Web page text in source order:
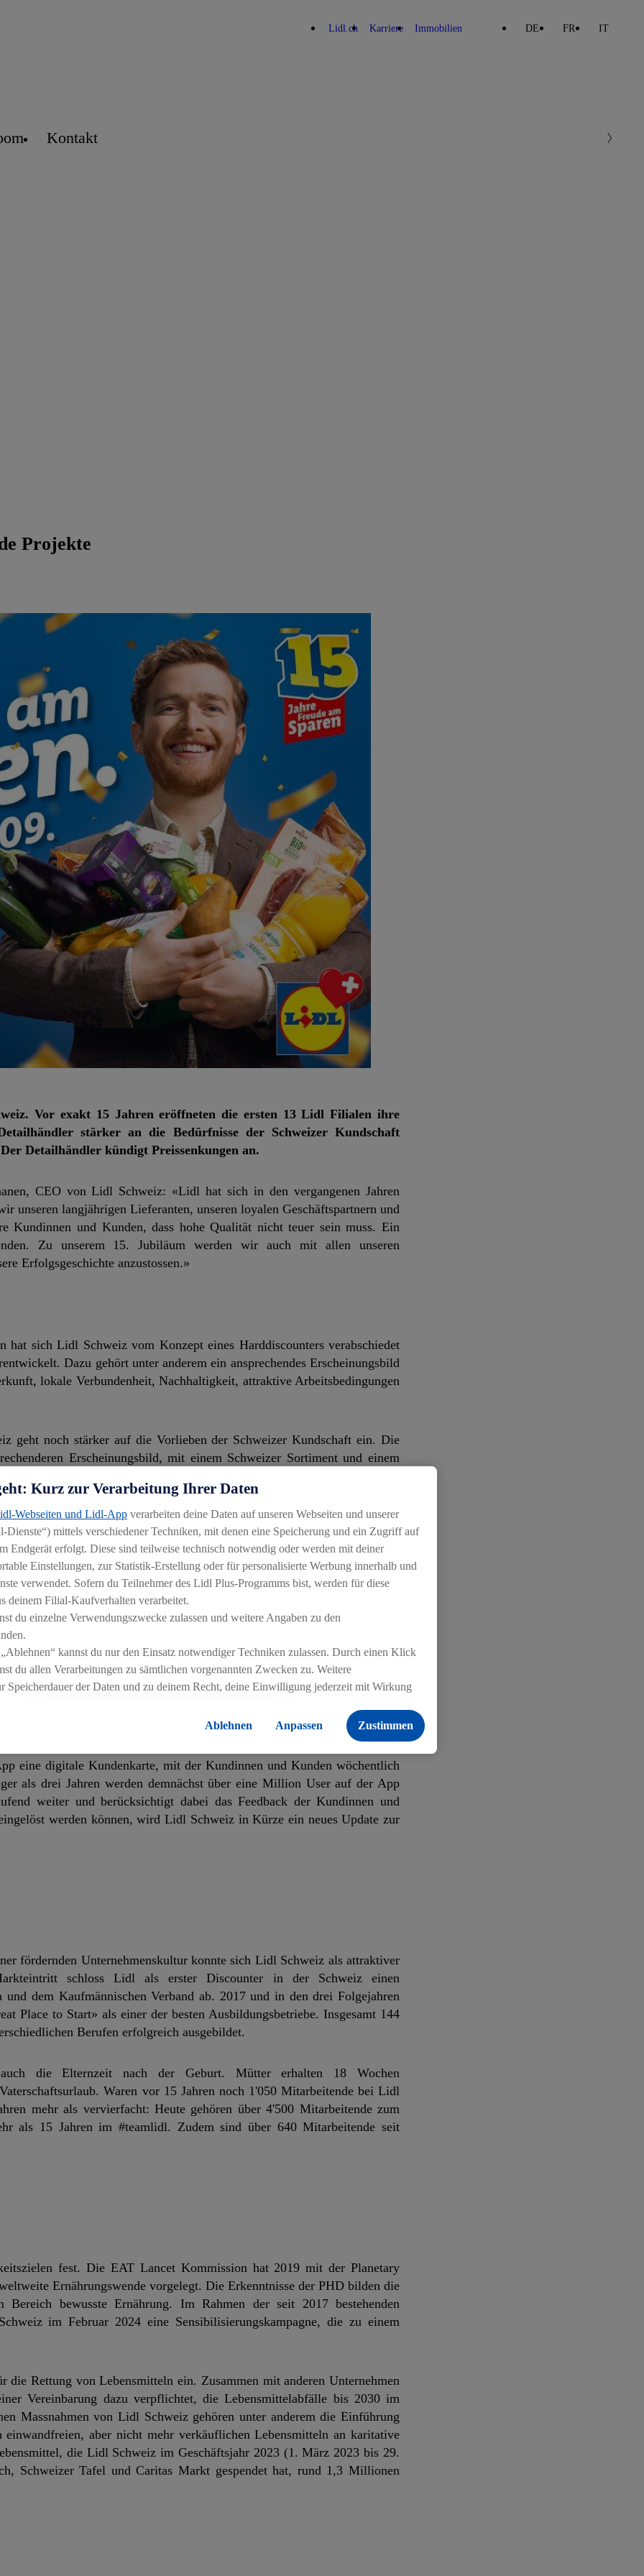
Lidl.ch Karriere Immobilien DE FR IT
Kontakt
Projekte
Vor exakt 15 Jahren eröffneten die ersten 13 Lidl Filialen ihre
stärker an die Bedürfnisse der Schweizer Kundschaft
Detailhändler kündigt Preissenkungen an.
CEO von Lidl Schweiz: «Lidl hat sich in den vergangenen Jahren
unseren langjährigen Lieferanten, unseren loyalen Geschäftspartnern und
Kundinnen und Kunden, dass hohe Qualität nicht teuer sein muss. Ein
Zu unserem 15. Jubiläum werden wir auch mit allen unseren
Erfolgsgeschichte anzustossen.»
sich Lidl Schweiz vom Konzept eines Harddiscounters verabschiedet
Dazu gehört unter anderem ein ansprechendes Erscheinungsbild
lokale Verbundenheit, Nachhaltigkeit, attraktive Arbeitsbedingungen
geht noch stärker auf die Vorlieben der Schweizer Kundschaft ein. Die
Erscheinungsbild, mit einem Schweizer Sortiment und einem
der Detailhändler 177 Filialen in der ganzen Schweiz und will jährlich
soll am 21. März 2024 in Bachenbülach mit einem Gastauftritt von
aktuelle Strategie besteht darin, vermehrt Filialen in den Innenstädten,
Schweiz setzt den Fokus dabei auf alle grösseren Schweizer Städte.
2020 Self-Checkout-Kassen ein. Derzeit führt der Detailhändler in
zu erweitern.
Preissenkungen und hat seit Jahresbeginn den Preis von mehr als
Discounter zudem weitere Lebensmittel im Frischebereich wie Bio-
günstiger an. So sinkt der Preis für ein Kilo Bananen von 1.49 auf
eine digitale Kundenkarte, mit der Kundinnen und Kunden wöchentlich
als drei Jahren werden demnächst über eine Million User auf der App
weiter und berücksichtigt dabei das Feedback der Kundinnen und
werden können, wird Lidl Schweiz in Kürze ein neues Update zur
fördernden Unternehmenskultur konnte sich Lidl Schweiz als attraktiver
schloss Lidl als erster Discounter in der Schweiz einen
dem Kaufmännischen Verband ab. 2017 und in den drei Folgejahren
Place to Start» als einer der besten Ausbildungsbetriebe. Insgesamt 144
Berufen erfolgreich ausgebildet.
die Elternzeit nach der Geburt. Mütter erhalten 18 Wochen
Waren vor 15 Jahren noch 1'050 Mitarbeitende bei Lidl
mehr als vervierfacht: Heute gehören über 4'500 Mitarbeitende zum
als 15 Jahren im #teamlidl. Zudem sind über 640 Mitarbeitende seit
fest. Die EAT Lancet Kommission hat 2019 mit der Planetary
Ernährungswende vorgelegt. Die Erkenntnisse der PHD bilden die
bewusste Ernährung. Im Rahmen der seit 2017 bestehenden
im Februar 2024 eine Sensibilisierungskampagne, die zu einem
Rettung von Lebensmitteln ein. Zusammen mit anderen Unternehmen
Vereinbarung dazu verpflichtet, die Lebensmittelabfälle bis 2030 im
Massnahmen von Lidl Schweiz gehören unter anderem die Einführung
aber nicht mehr verkäuflichen Lebensmitteln an karitative
die Lidl Schweiz im Geschäftsjahr 2023 (1. März 2023 bis 29.
Schweizer Tafel und Caritas Markt gespendet hat, rund 1,3 Millionen
Kurz zur Verarbeitung Ihrer Daten
Webseiten und Lidl-App verarbeiten deine Daten auf unseren Webseiten und unserer
Dienste“) mittels verschiedener Techniken, mit denen eine Speicherung und ein Zugriff auf
Endgerät erfolgt. Diese sind teilweise technisch notwendig oder werden mit deiner
Einstellungen, zur Statistik-Erstellung oder für personalisierte Werbung innerhalb und
verwendet. Sofern du Teilnehmer des Lidl Plus-Programms bist, werden für diese
deinem Filial-Kaufverhalten verarbeitet.
du einzelne Verwendungszwecke zulassen und weitere Angaben zu den
kannst du nur den Einsatz notwendiger Techniken zulassen. Durch einen Klick
du allen Verarbeitungen zu sämtlichen vorgenannten Zwecken zu. Weitere
Speicherdauer der Daten und zu deinem Recht, deine Einwilligung jederzeit mit Wirkung
Ablehnen
Anpassen Zustimmen